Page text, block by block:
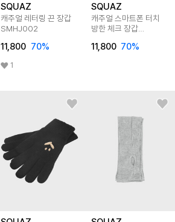
SQUAZ
캐주얼 레터링 끈 장갑
SMHJ002
11,800 70%
1
SQUAZ
캐주얼 스마트폰 터치
방한 체크 장갑
11,800 70%